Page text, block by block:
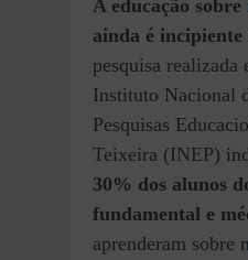
A educação sobre
ainda é
pesquisa realizada
Instituto Nacional
Pesquisas
Teixeira (INEP)
30% dos alunos
fundamental e
aprenderam sobre